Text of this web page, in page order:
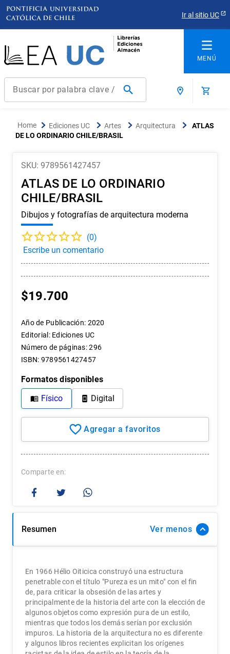
Ir al sitio UC
Buscar por palabra clave / título / autor / producto / ISBN
. derecho
ediciones uc
reúso
arquitectura
historia república chile
historia chile
historia
. arte
Ediciones UC Artes Arquitectura
ATLAS
DE LO ORDINARIO CHILE/BRASIL
SKU: 9789561427457
ATLAS DE LO ORDINARIO
CHILE/BRASIL
Dibujos y fotografías de arquitectura moderna
(0)
$19.700
Año de Publicación: 2020
Editorial: Ediciones UC
Número de páginas:296
ISBN: 9789561427457
Formatos disponibles
Físico
Digital
Comparte
Resumen Ver
En 1966 Hélio Oiticica construyó una estructura
penetrable con el título "Pureza es un mito" con el fin
de, para criticar la obsesión de las artes y
principalmente de la historia del arte con la elección de
algunos objetos como expresión pura de un estilo,
mientras que todos los demás serían por exclusión
impuros. La historia de la arquitectura no es diferente
y algunos libros recientes explicitan los orígenes